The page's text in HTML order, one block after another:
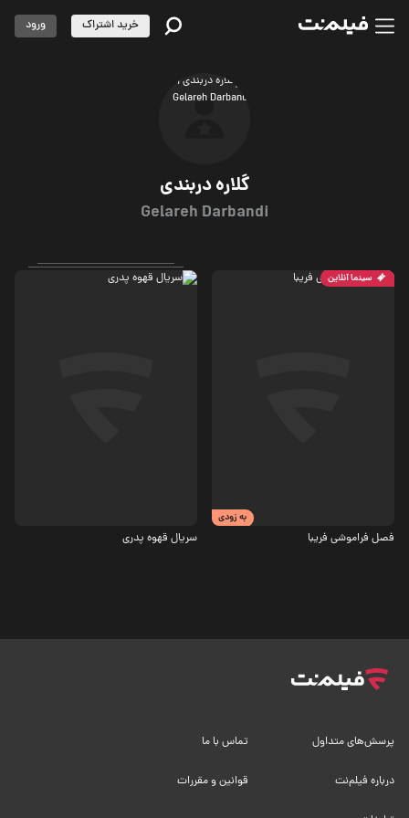
گلاره دربندی
Gelareh Darbandi
خرید اشتراک ورود
سینما آنلاین
به زودی
فصل فراموشی فریبا سریال قهوه پدری
پرسش‌های متداول تماس با ما
درباره فیلم‌نت قوانین و مقررات